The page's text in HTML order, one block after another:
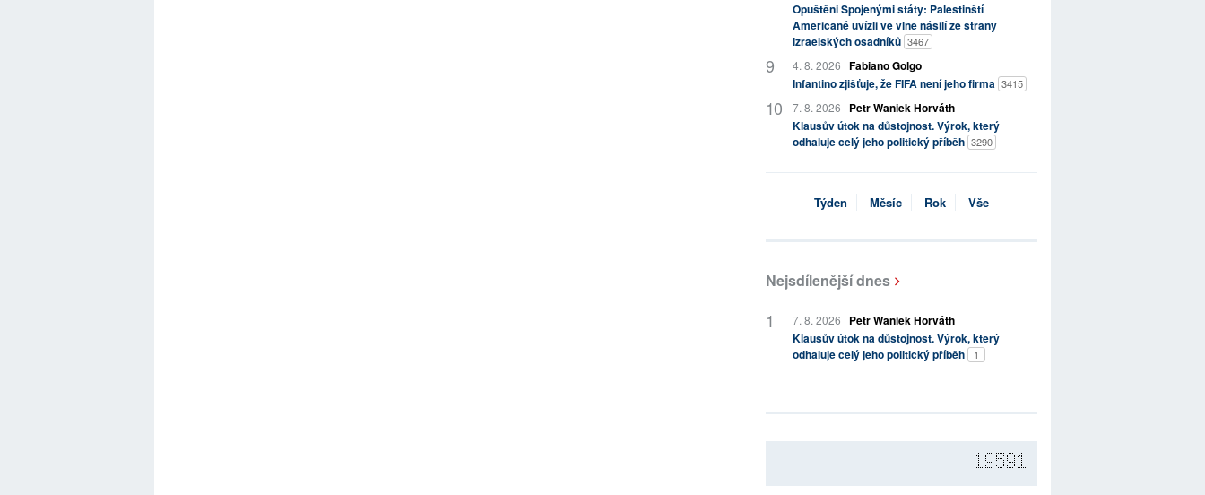
Opuštěni Spojenými státy: Palestinští
Američané uvízli ve vlně násilí ze strany
izraelských osadníků 3467
4. 8. 2026 Fabiano Golgo
Infantino zjišťuje, že FIFA není jeho firma 3415
7. 8. 2026
Petr Waniek Horváth
Klausův útok na důstojnost. Výrok, který
odhaluje celý jeho politický příběh 3290
Týden Měsíc Rok Vše
Nejsdílenější dnes
7. 8. 2026
Petr Waniek Horváth
Klausův útok na důstojnost. Výrok, který
odhaluje celý jeho politický příběh
1
19591